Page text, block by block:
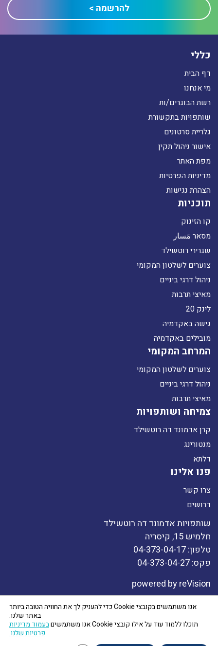
כללי
דף הבית
מי אנחנו
רשת הבוגרים/ות
שותפויות בתקשורת
גלריית סרטונים
אישור ניהול תקין
מפת האתר
מדיניות הפרטיות
הצהרת נגישות
תוכניות
קו הזינוק
מסאר مَسار
שגרירי רוטשילד
צוערים לשלטון המקומי
ניהול דרגי ביניים
מאיצי תרבות
לינק 20
גישה באקדמיה
מובילים באקדמיה
המרחב המקומי
צוערים לשלטון המקומי
ניהול דרגי ביניים
מאיצי תרבות
צמיחה ושותפויות
קרן אדמונד דה רוטשילד
מנטורינג
דלתא
פנו אלינו
צרו קשר
דרושים
שותפויות אדמונד דה רוטשילד
חלמיש 15, קיסריה
טלפון: 04-373-04-17
פקס: 04-373-04-27
powered byreVision
אתר זה מיועד למטרות שיווק ותדמית בלבד. בכל מקרה בו נעשה שימוש באתר, לרבות
לצרכי הרשמה ללימודים ו/או קבלת מלגה ו/או קבלת מידע הקשור ללימודים ו/או
למלגה. המידע החובה יהיה המידע המופיע בתקנון תכניות העמותה, נהלים והסכמי
אנו משתמשים בקובצי Cookie כדי להעניק לך את החוויה הטובה ביותר
באתר שלנו.
תוכלו ללמוד עוד על אילו קובצי Cookie אנו משתמשים
בעמוד מדיניות
פרטיות שלנו.